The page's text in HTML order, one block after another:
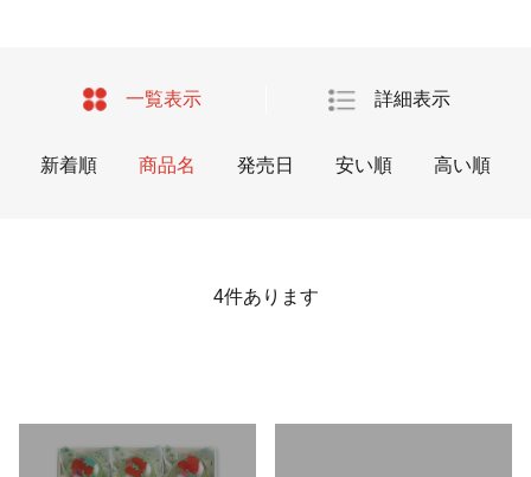
一覧表示 詳細表示
新着順 商品名 発売日 安い順 高い順
4件あります